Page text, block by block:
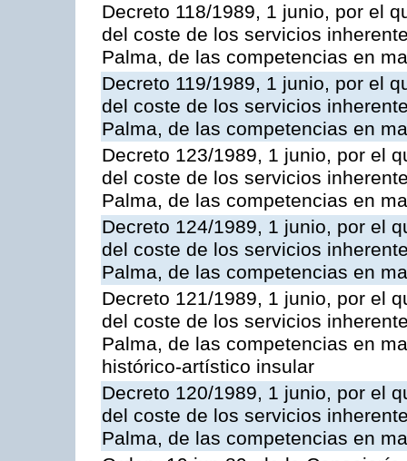
Decreto 118/1989, 1 junio, por el
del coste de los servicios
Palma, de las competencias en
Decreto 119/1989, 1 junio, por el
del coste de los servicios
Palma, de las competencias en
Decreto 123/1989, 1 junio, por el
del coste de los servicios
Palma, de las competencias en
Decreto 124/1989, 1 junio, por el
del coste de los servicios
Palma, de las competencias en
Decreto 121/1989, 1 junio, por el
del coste de los servicios
Palma, de las competencias en
histórico-artístico insular
Decreto 120/1989, 1 junio, por el
del coste de los servicios
Palma, de las competencias en